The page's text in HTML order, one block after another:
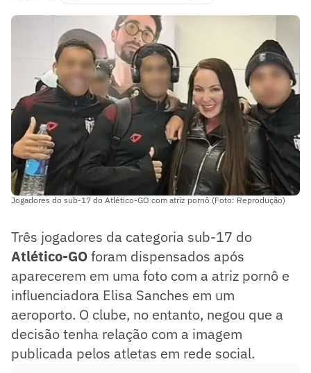
Jogadores do sub-17 do Atlético-GO com atriz pornô (Foto: Reprodução)
Três jogadores da categoria sub-17 do
Atlético-GOforam dispensados após
aparecerem em uma foto com a atriz pornô e
influenciadora Elisa Sanches em um
aeroporto. O clube, no entanto, negou que a
decisão tenha relação com a imagem
publicada pelos atletas em rede social.